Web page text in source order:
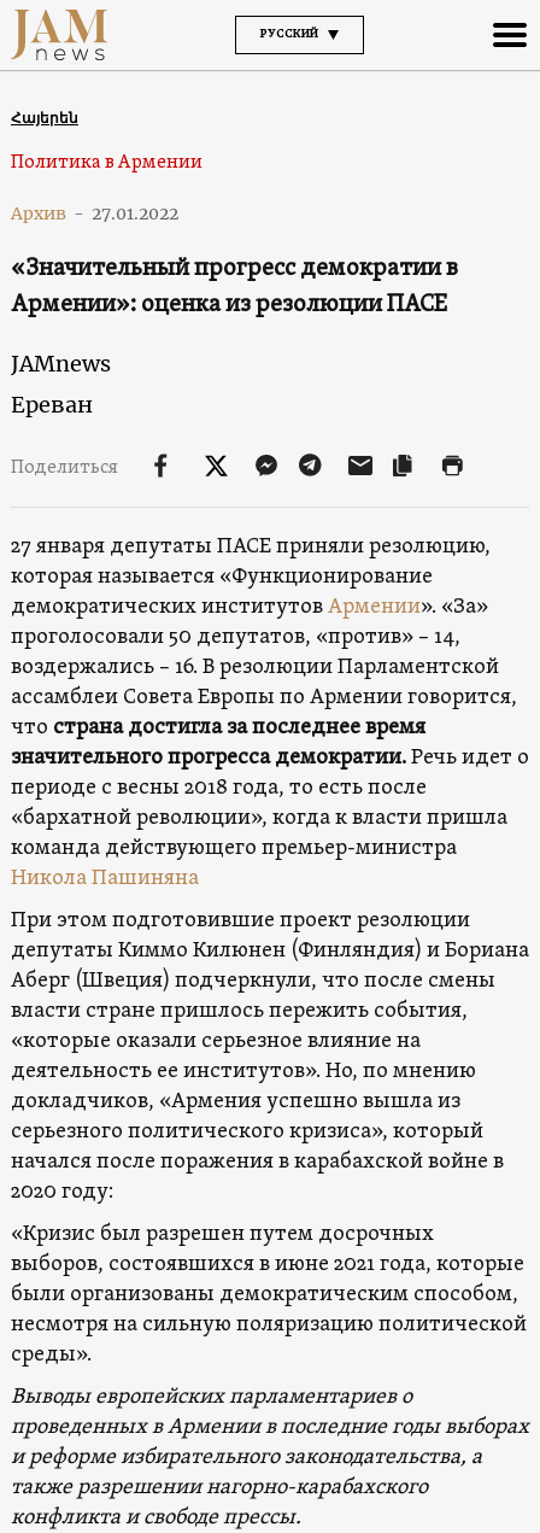
РУССКИЙ
Հայերեն
Политика в Армении
Архив - 27.01.2022
«Значительный прогресс демократии в
Армении»: оценка из резолюции ПАСЕ
JAMnews
Ереван
Поделиться
27 января депутаты ПАСЕ приняли резолюцию,
которая называется «Функционирование
демократических институтовАрмении». «За»
проголосовали 50 депутатов, «против» – 14,
воздержались – 16. В резолюции Парламентской
ассамблеи Совета Европы по Армении говорится,
что страна достигла за последнее время
значительного прогресса демократии.Речь идет о
периоде с весны 2018 года, то есть после
«бархатной революции», когда к власти пришла
команда действующего премьер-министра
Никола Пашиняна
При этом подготовившие проект резолюции
депутаты Киммо Килюнен (Финляндия) и Бориана
Аберг (Швеция) подчеркнули, что после смены
власти стране пришлось пережить события,
«которые оказали серьезное влияние на
деятельность ее институтов». Но, по мнению
докладчиков, «Армения успешно вышла из
серьезного политического кризиса», который
начался после поражения в карабахской войне в
2020 году:
«Кризис был разрешен путем досрочных
выборов, состоявшихся в июне 2021 года, которые
были организованы демократическим способом,
несмотря на сильную поляризацию политической
среды».
Выводы европейских парламентариев о
проведенных в Армении в последние годы выборах
и реформе избирательного законодательства, а
также разрешении нагорно-карабахского
конфликта и свободе прессы.